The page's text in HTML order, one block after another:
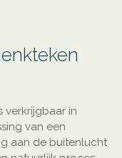
verkrijgbaar in
van een
aan de buitenlucht